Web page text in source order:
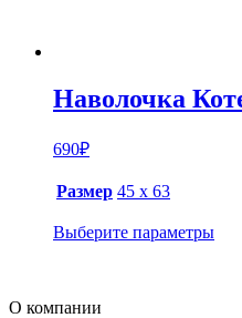
Наволочка
690₽
Размер 45 х 63
Выберите параметры
О компании